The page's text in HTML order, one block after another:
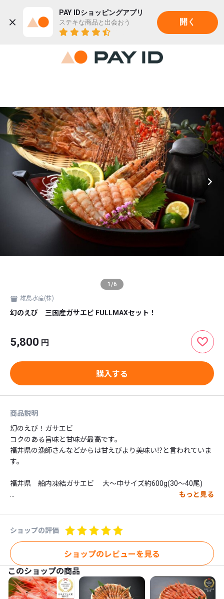
PAY IDショッピングアプリ
ステキな商品と出会おう 開く
1 /6
雄島水産(株)
幻のえび 三国産ガサエビ FULLMAXセット！
5,800 円
購入する
商品説明
幻のえび！ガサエビ
コクのある旨味と甘味が最高です。
福井県の漁師さんなどからは甘えびより美味い⁉︎と言われていま
す。
福井県　船内凍結ガサエビ 　大〜中サイズ約600g(30〜40尾)
柳カレイ(日本海)　3尾
鯖一夜干し(ノルウェー)　1尾
日本海の海の幸の超お買い得なセットです。
クール宅急便にて発送致します。
もっと見る
ショップの評価
ショップのレビューを見る
このショップの商品